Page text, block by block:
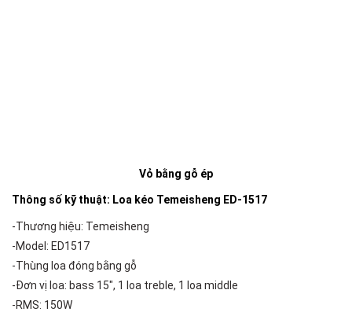
Vỏ bằng gỗ ép
Thông số kỹ thuật: Loa kéo Temeisheng ED-1517
-Thương hiệu: Temeisheng
-Model: ED1517
-Thùng loa đóng bằng gỗ
-Đơn vị loa: bass 15″, 1 loa treble, 1 loa middle
-RMS: 150W